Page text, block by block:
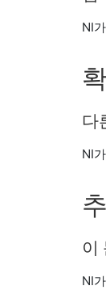
NI
다
NI
이
NI